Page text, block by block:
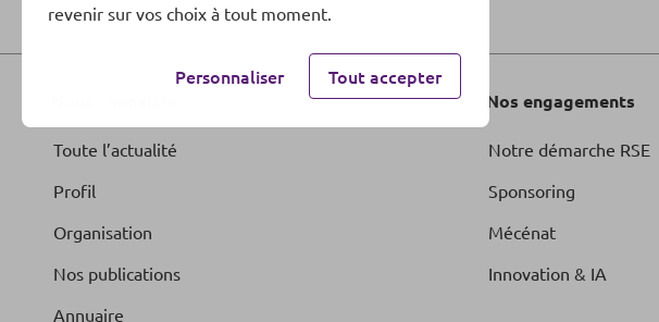
Toute l’actualité
Profil
Organisation
Nos publications
Annuaire
Nos engagements
Notre démarche RSE
Sponsoring
Mécénat
Innovation & IA
revenir sur vos choix à tout moment.
Personnaliser Tout accepter